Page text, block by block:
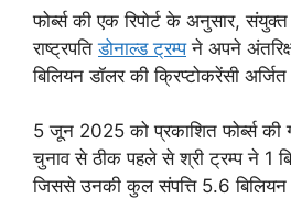
फोर्ब्स की एक रिपोर्ट के अनुसार,
राष्ट्रपतिडोनाल्ड ट्रम्पने अपने
बिलियन डॉलर की क्रिप्टोकरेंसी
5 जून 2025 को प्रकाशित फोर्ब्स की
चुनाव से ठीक पहले से श्री ट्रम्प ने 1
जिससे उनकी कुल संपत्ति 5.6 बिलियन